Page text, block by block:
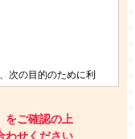
次の目的のために利
ビス）、新規開講教
をご確認の上
わせください